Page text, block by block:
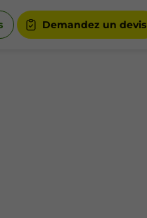
Demandez un devis